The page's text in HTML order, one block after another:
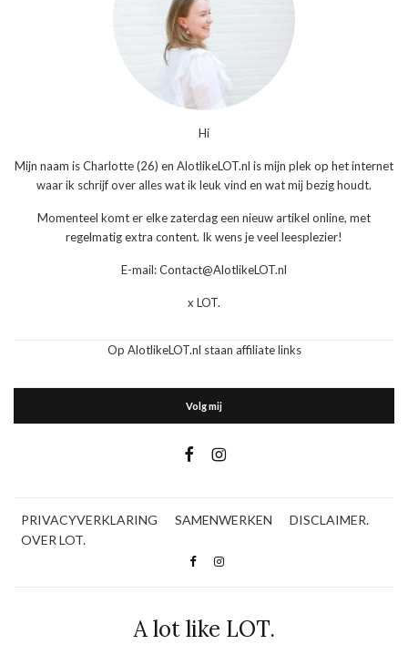
Hi
Mijn naam is Charlotte (26) en AlotlikeLOT.nl is mijn plek op het internet
waar ik schrijf over alles wat ik leuk vind en wat mij bezig houdt.
Momenteel komt er elke zaterdag een nieuw artikel online, met
regelmatig extra content. Ik wens je veel leesplezier!
E-mail: Contact@AlotlikeLOT.nl
x LOT.
Op AlotlikeLOT.nl staan affiliate links
Volg mij
PRIVACYVERKLARING SAMENWERKEN
DISCLAIMER.
OVER LOT.
A lot like LOT.